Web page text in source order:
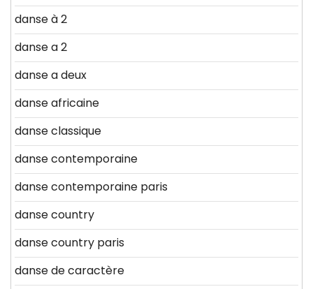
danse à 2
danse a 2
danse a deux
danse africaine
danse classique
danse contemporaine
danse contemporaine paris
danse country
danse country paris
danse de caractère